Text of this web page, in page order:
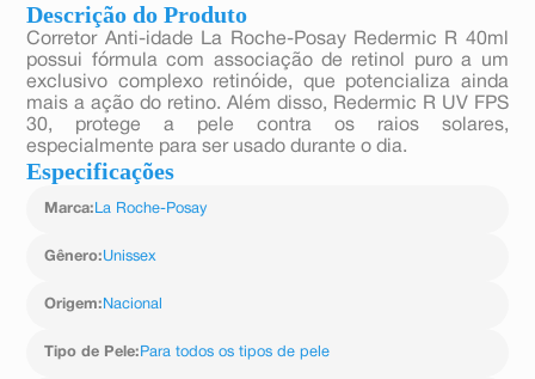
Descrição do Produto
Corretor Anti-idade La Roche-Posay Redermic R 40ml
possui fórmula com associação de retinol puro a um
exclusivo complexo retinóide, que potencializa ainda
mais a ação do retino. Além disso, Redermic R UV FPS
30, protege a pele contra os raios solares,
especialmente para ser usado durante o dia.
Especificações
Marca: La Roche-Posay
Gênero:Unissex
Origem: Nacional
Tipo de Pele: Para todos os tipos de pele